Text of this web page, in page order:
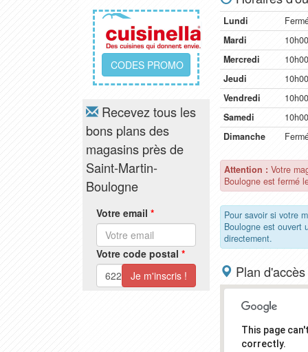
CODES PROMO
Recevez tous les
bons plans des
magasins près de
Saint-Martin-
Boulogne
Votre email *
Votre code postal *
Lundi
Mardi
Mercredi
Jeudi
Vendredi
Samedi
Dimanche
Attention : Votre
Boulogne est fermé
Pour savoir si votre
Boulogne est ouvert
directement.
Plan d'accès
This page
correctly.